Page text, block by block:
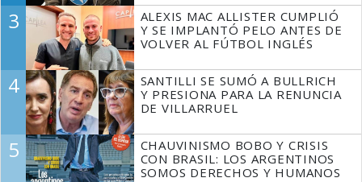
3
ALEXIS MAC ALLISTER CUMPLIÓ
Y SE IMPLANTÓ PELO ANTES DE
VOLVER AL FÚTBOL INGLÉS
4
SANTILLI SE SUMÓ A BULLRICH
Y PRESIONA PARA LA RENUNCIA
DE VILLARRUEL
5
CHAUVINISMO BOBO Y CRISIS
CON BRASIL: LOS ARGENTINOS
SOMOS DERECHOS Y HUMANOS